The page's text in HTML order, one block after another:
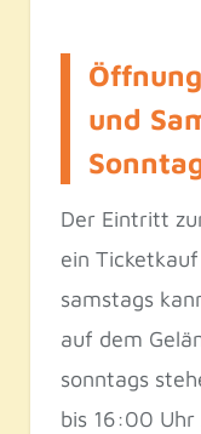
und
Der Eintritt
ein
samstags
auf dem
sonntags
bis 16:00 Uhr